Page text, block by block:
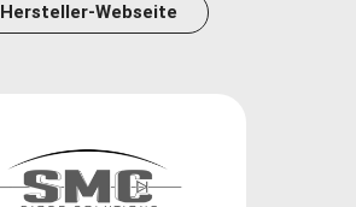
Hersteller-Webseite